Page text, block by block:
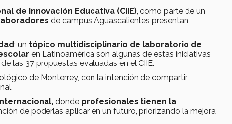
de Innovación Educativa (CIIE), como parte de un
de campus Aguascalientes presentan
; un tópico multidisciplinario de laboratorio de
en Latinoamérica son algunas de estas iniciativas
las 37 propuestas evaluadas en el CIIE.
de Monterrey, con la intención de compartir
donde profesionales tienen la
de poderlas aplicar en un futuro, priorizando la mejora